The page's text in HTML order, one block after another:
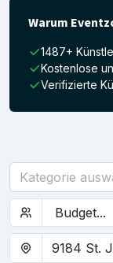
Warum
1487+
Kostenlose
Verifizierte
Kategorie